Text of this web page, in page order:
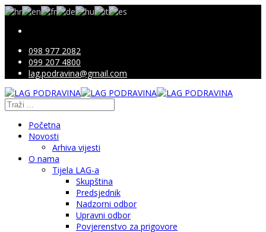
098 977 2082
099 207 4800
lag.podravina@gmail.com
Početna
Novosti
Arhiva vijesti
O nama
Tijela LAG-a
Skupština
Predsjednik
Nadzorni odbor
Upravni odbor
Povjerenstvo za prigovore